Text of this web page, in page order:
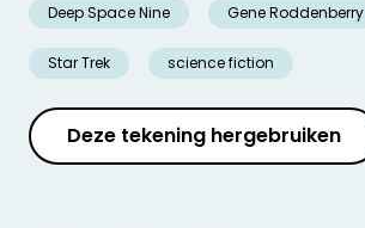
Deep Space Nine Gene Roddenberry
Star Trek science fiction
Deze tekening hergebruiken